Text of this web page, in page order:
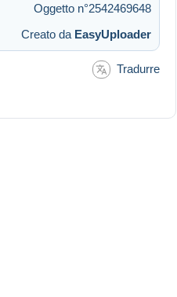
Oggetto n°2542469648
Creato da EasyUploader
Tradurre